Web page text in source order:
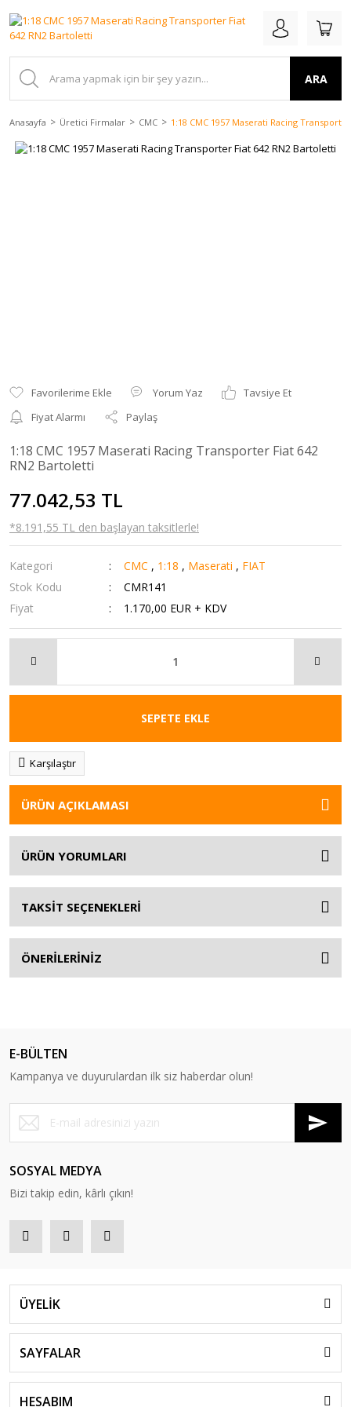
ARA
Anasayfa Üretici Firmalar CMC 1:18 CMC 1957 Maserati Racing
Yorum Yaz
Tavsiye Et
Fiyat Alarmı
Paylaş
1:18 CMC 1957 Maserati Racing Transporter Fiat 642
RN2 Bartoletti
77.042,53 TL
*8.191,55 TL den başlayan taksitlerle!
Kategori CMC , 1:18 , Maserati , FIAT
Stok Kodu
CMR141
Fiyat
1.170,00 EUR + KDV
SEPETE EKLE
Karşılaştır
ÜRÜN AÇIKLAMASI
ÜRÜN YORUMLARI
TAKSİT SEÇENEKLERİ
ÖNERİLERİNİZ
E-BÜLTEN
Kampanya ve duyurulardan ilk siz haberdar olun!
SOSYAL MEDYA
Bizi takip edin, kârlı çıkın!
ÜYELİK
SAYFALAR
HESABIM